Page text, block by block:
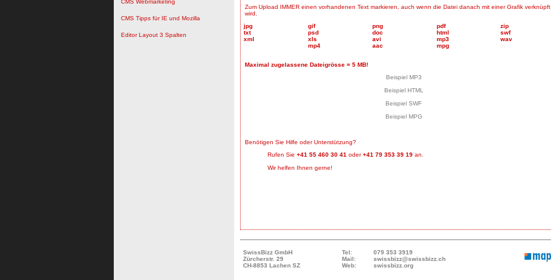
CMS Webmarketing
CMS Tipps für IE und Mozilla
Editor Layout 3 Spalten
Zum Upload IMMER einen vorhandenen Text markieren, auch wenn die Datei danach mit einer Grafik verknüpft
wird.
jpg
gif png pdf
zip
txt
psd doc html
swf
xml
xls avi mp3
wav
mp4 aac mpg
Maximal zugelassene Dateigrösse = 5 MB!
Beispiel MP3
Beispiel HTML
Beispiel SWF
Beispiel MPG
Benötigen Sie Hilfe oder Unterstützung?
Rufen Sie +41 55 460 30 41 oder+41 79 353 39 19 an.
Wir helfen Ihnen gerne!
SwissBizz GmbH
Zürcherstr. 29
CH-8853 Lachen SZ
Tel:
Mail:
Web:
079 353 3919
swissbizz@swissbizz.ch
swissbizz.org